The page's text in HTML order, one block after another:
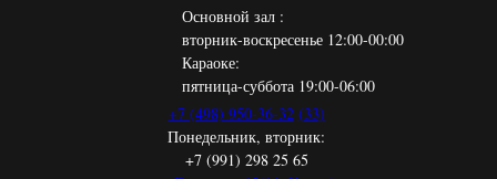
+7 (498) 950-36-32 (33)
Понедельник, вторник:
+7 (991) 298 25 65
Основной зал :
вторник-воскресенье 12:00-00:00
Караоке:
пятница-суббота 19:00-06:00